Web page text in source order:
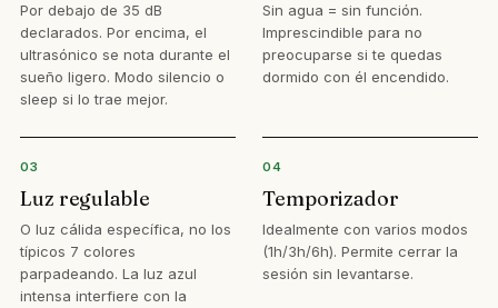
Por debajo de 35 dB
declarados. Por encima, el
ultrasónico se nota durante el
sueño ligero. Modo silencio o
sleep si lo trae mejor.
Sin agua = sin función.
Imprescindible para no
preocuparse si te quedas
dormido con él encendido.
03
Luz regulable
O luz cálida específica, no los
típicos 7 colores
parpadeando. La luz azul
intensa interfiere con la
04
Temporizador
Idealmente con varios modos
(1h/3h/6h). Permite cerrar la
sesión sin levantarse.